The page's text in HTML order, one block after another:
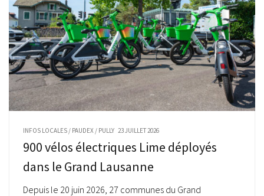
INFOS LOCALES / PAUDEX / PULLY 23 JUILLET 2026
900 vélos électriques Lime déployés
dans le Grand Lausanne
Depuis le 20 juin 2026, 27 communes du Grand